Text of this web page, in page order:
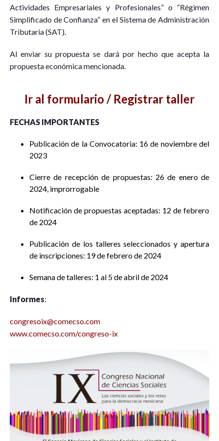
Actividades Empresariales y Profesionales” o “Régimen
Simplificado de Confianza” en el Sistema de Administración
Tributaria (SAT).
Al enviar su propuesta se dará por hecho que acepta la
propuesta económica mencionada.
Ir al formulario / Registrar taller
FECHAS IMPORTANTES
Publicación de la Convocatoria: 16 de noviembre del
2023
Cierre de recepción de propuestas: 26 de enero de
2024, improrrogable
Notificación de propuestas aceptadas: 12 de febrero
de 2024
Publicación de los talleres seleccionados y apertura
de inscripciones: 19 de febrero de 2024
Semana de talleres: 1 al 5 de abril de 2024
Informes:
congresoix@comecso.com
www.comecso.com/congreso-ix